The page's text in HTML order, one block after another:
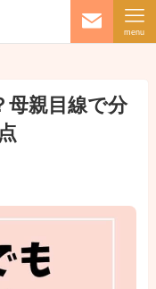
menu
母親目線で分